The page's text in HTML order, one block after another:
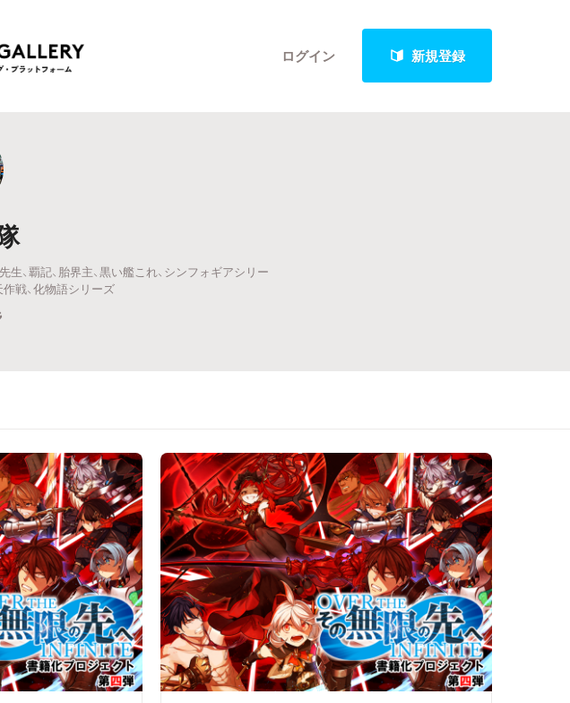
ログイン 新規登録
探す 特集から探す 最新進捗報告から探す
、覇記、胎界主、黒い艦これ、シンフォギアシリー
作戦、化物語シリーズ